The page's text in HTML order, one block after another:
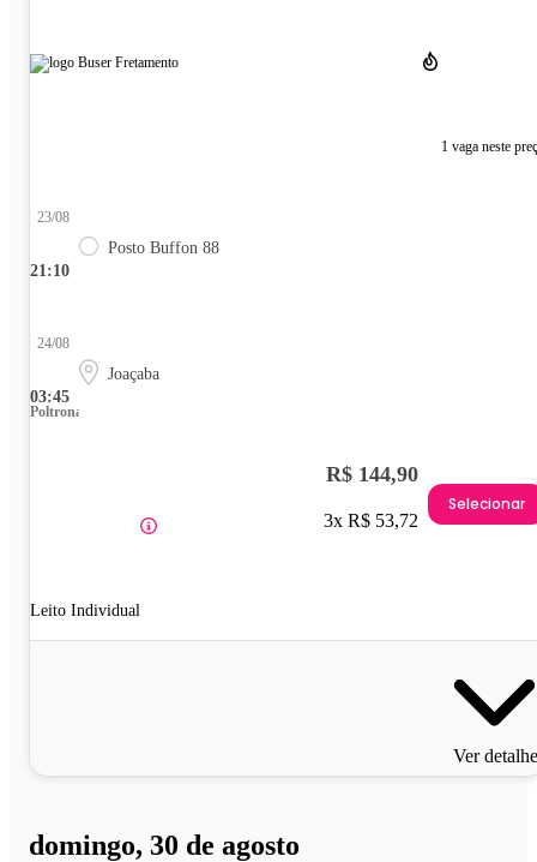
1 vaga neste
21:10
23/08
Posto Buffon 88
03:45
24/08
Joaçaba
Poltrona
Leito Individual
R$ 144,90
3x R$ 53,72
Selecionar
Ver
domingo, 30 de agosto